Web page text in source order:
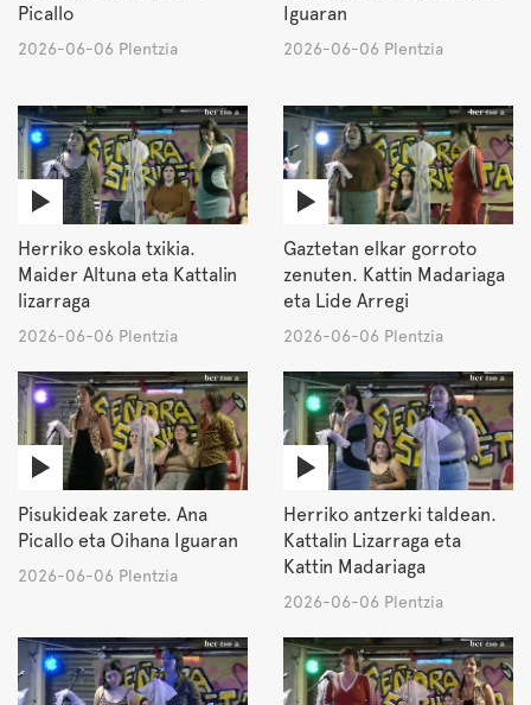
Picallo
2026-06-06 Plentzia
Iguaran
2026-06-06 Plentzia
Herriko eskola txikia.
Maider Altuna eta Kattalin
lizarraga
2026-06-06 Plentzia
Gaztetan elkar gorroto
zenuten. Kattin Madariaga
eta Lide Arregi
2026-06-06 Plentzia
Pisukideak zarete. Ana
Picallo eta Oihana Iguaran
2026-06-06 Plentzia
Herriko antzerki taldean.
Kattalin Lizarraga eta
Kattin Madariaga
2026-06-06 Plentzia